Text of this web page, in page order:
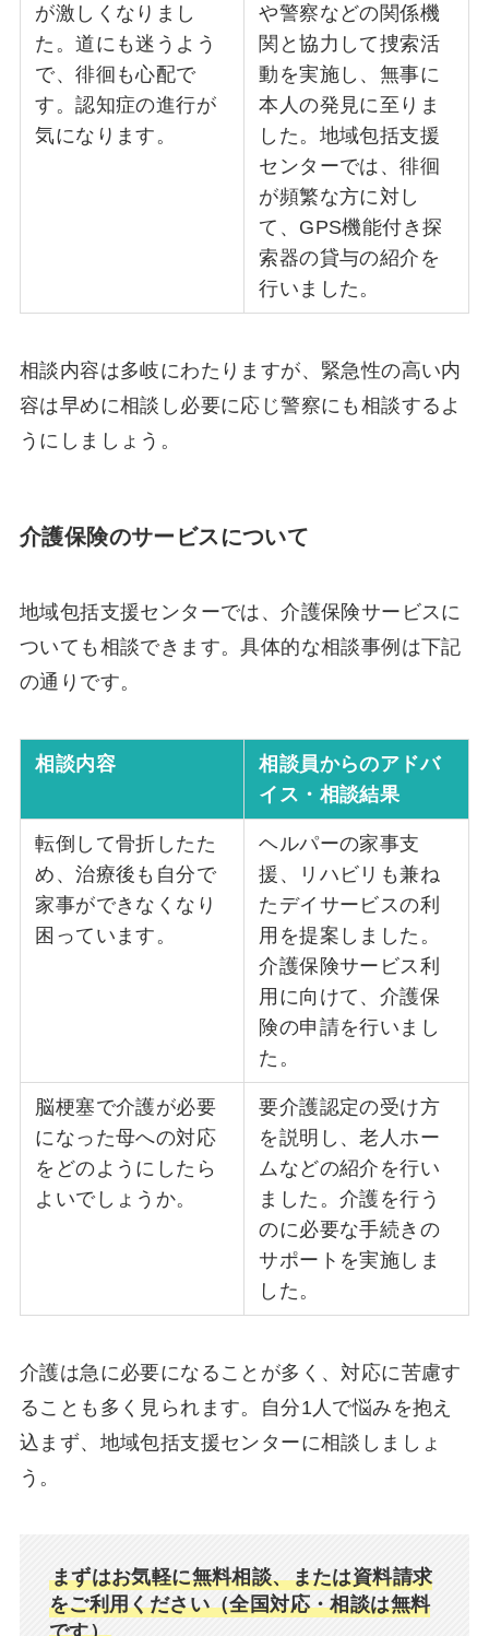
が激しくなりまし
た。道にも迷うよう
で、徘徊も心配で
す。認知症の進行が
気になります。
や警察などの関係機
関と協力して捜索活
動を実施し、無事に
本人の発見に至りま
した。地域包括支援
センターでは、徘徊
が頻繁な方に対し
て、GPS機能付き探
索器の貸与の紹介を
行いました。
相談内容は多岐にわたりますが、緊急性の高い内
容は早めに相談し必要に応じ警察にも相談するよ
うにしましょう。
介護保険のサービスについて
地域包括支援センターでは、介護保険サービスに
ついても相談できます。具体的な相談事例は下記
の通りです。
相談内容
相談員からのアドバ
イス・相談結果
転倒して骨折したた
め、治療後も自分で
家事ができなくなり
困っています。
ヘルパーの家事支
援、リハビリも兼ね
たデイサービスの利
用を提案しました。
介護保険サービス利
用に向けて、介護保
険の申請を行いまし
た。
脳梗塞で介護が必要
になった母への対応
をどのようにしたら
よいでしょうか。
要介護認定の受け方
を説明し、老人ホー
ムなどの紹介を行い
ました。介護を行う
のに必要な手続きの
サポートを実施しま
した。
介護は急に必要になることが多く、対応に苦慮す
ることも多く見られます。自分1人で悩みを抱え
込まず、地域包括支援センターに相談しましょ
う。
まずはお気軽に無料相談、または資料請求
をご利用ください（全国対応・相談は無料
です）